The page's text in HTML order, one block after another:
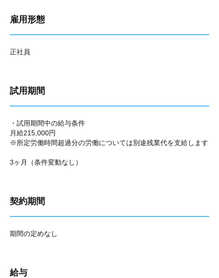
雇用形態
正社員
試用期間
・試用期間中の給与条件
月給215,000円
※所定労働時間超過分の労働については別途残業代を支給します
3ヶ月（条件変動なし）
契約期間
期間の定めなし
給与